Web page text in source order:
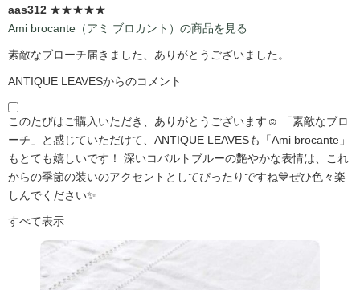
aas312 ★★★★★
Ami brocante（アミ ブロカント）の商品を見る
素敵なブローチ届きました、ありがとうございました。
ANTIQUE LEAVESからのコメント
このたびはご購入いただき、ありがとうございます☺️ 「素敵なブロ
ーチ」と感じていただけて、ANTIQUE LEAVESも「Ami brocante」
もとても嬉しいです！ 深いコバルトブルーの艶やかな表情は、これ
からの季節の装いのアクセントとしてぴったりですね💙ぜひ色々楽
しんでください✨
すべて表示